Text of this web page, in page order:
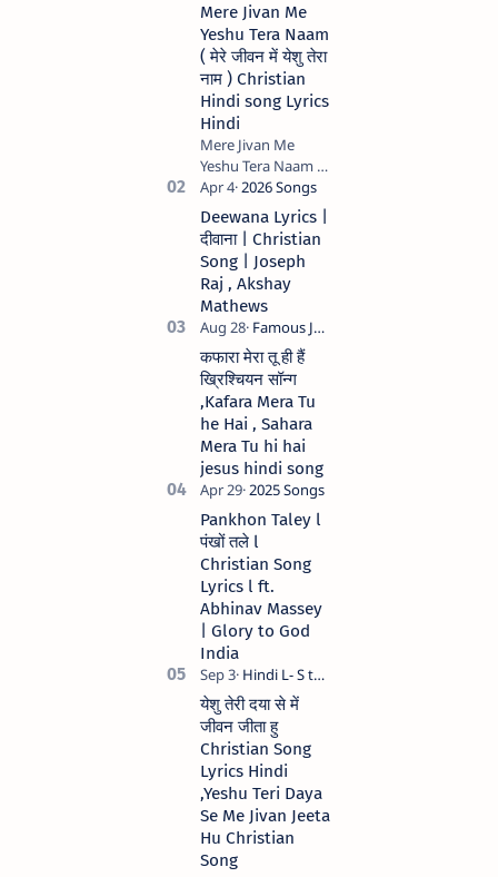
Mere Jivan Me
Yeshu Tera Naam
( मेरे जीवन में येशु तेरा
नाम ) Christian
Hindi song Lyrics
Hindi
Mere Jivan Me
Yeshu Tera Naam (
मेरे जीवन में येशु तेरा नाम )
Christian Hindi
song Lyrics Hindi
Anil Kant …
Deewana Lyrics |
दीवाना | Christian
Song | Joseph
Raj , Akshay
Mathews
कफारा मेरा तू ही हैं
ख्रिश्चियन सॉन्ग
,Kafara Mera Tu
he Hai , Sahara
Mera Tu hi hai
jesus hindi song
Pankhon Taley l
पंखों तले l
Christian Song
Lyrics l ft.
Abhinav Massey
| Glory to God
India
येशु तेरी दया से में
जीवन जीता हु
Christian Song
Lyrics Hindi
,Yeshu Teri Daya
Se Me Jivan Jeeta
Hu Christian
Song